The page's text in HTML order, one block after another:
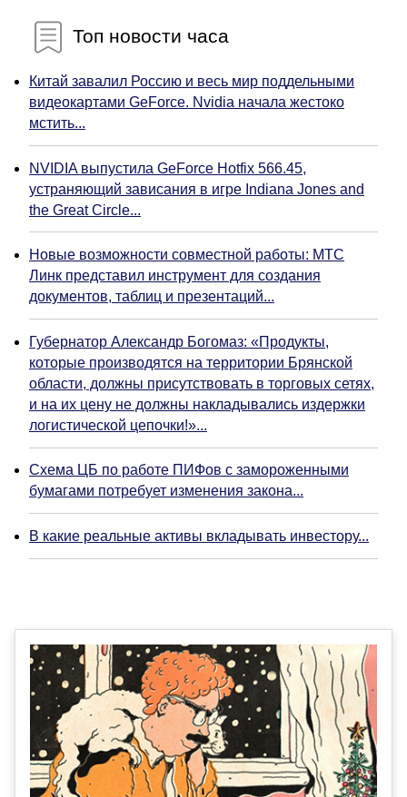
Топ новости часа
Китай завалил Россию и весь мир поддельными
видеокартами GeForce. Nvidia начала жестоко
мстить...
NVIDIA выпустила GeForce Hotfix 566.45,
устраняющий зависания в игре Indiana Jones and
the Great Circle...
Новые возможности совместной работы: МТС
Линк представил инструмент для создания
документов, таблиц и презентаций...
Губернатор Александр Богомаз: «Продукты,
которые производятся на территории Брянской
области, должны присутствовать в торговых сетях,
и на их цену не должны накладывались издержки
логистической цепочки!»...
Схема ЦБ по работе ПИФов с замороженными
бумагами потребует изменения закона...
В какие реальные активы вкладывать инвестору...